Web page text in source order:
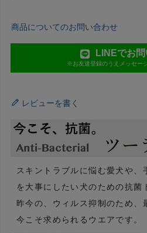
商品についてのお問い合わせ
LINEでお
※お友達登録のうえメッセー
レビューを書く
スキントラブルに悩む愛犬や、
を大事にしたい犬のための抗菌
昨今の、ウィルス抑制のため、
今こそ求められるウエアです。